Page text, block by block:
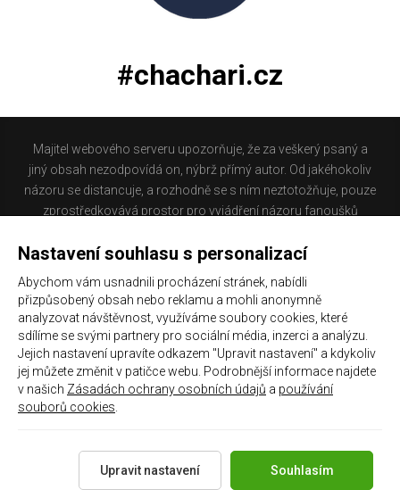
#chachari.cz
Majitel webového serveru upozorňuje, že za veškerý psaný a
jiný obsah nezodpovídá on, nýbrž přímý autor. Od jakéhokoliv
názoru se distancuje, a rozhodně se s ním neztotožňuje, pouze
zprostředkovává prostor pro vyjádření názoru fanoušků
nacházíte obsahuje materiál, který někteří lidé mohou
nejsou dle právní úpravy zákona č. 480/2004 Sb., o některých
službách informační společnosti a o změně některých zákonů
(zákon o některých službách informační společnosti) a
zejména §6 citovaného zákona, odpovědni za příspěvky
návštěvníků těchto stránek.
Galerie|Historie
Copyright 2021 ©Chachaři.czVšechna práva vyhrazena.
Nastavení souhlasu s personalizací
Abychom vám usnadnili procházení stránek, nabídli
přizpůsobený obsah nebo reklamu a mohli anonymně
analyzovat návštěvnost, využíváme soubory cookies, které
sdílíme se svými partnery pro sociální média, inzerci a analýzu.
Jejich nastavení upravíte odkazem "Upravit nastavení" a kdykoliv
jej můžete změnit v patičce webu. Podrobnější informace najdete
v našich Zásadách ochrany osobních údajů a používání
souborů cookies
Souhlasím
Upravit nastavení